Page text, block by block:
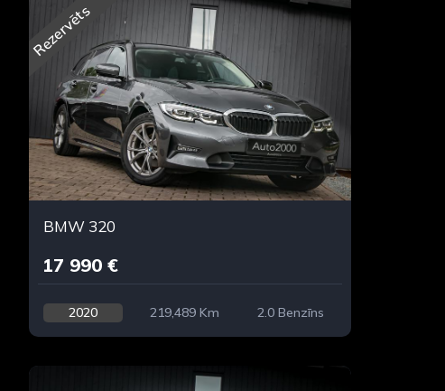
Rezervēts
BMW 320
17 990 €
2020 219,489 Km 2.0 Benzīns